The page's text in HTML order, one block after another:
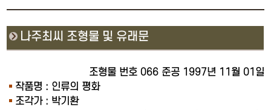
나주최씨 조형물 및 유래문
조형물 번호 066 준공 1997년 11월 01일
작품명 : 인류의 평화
조각가 : 박기환